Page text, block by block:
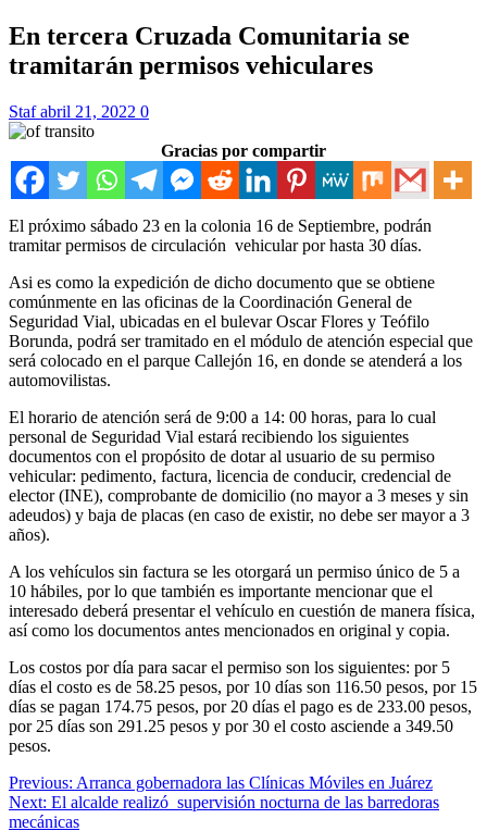
En tercera Cruzada Comunitaria se
tramitarán permisos vehiculares
Stafabril 21, 2022 0
Gracias por compartir
El próximo sábado 23 en la colonia 16 de Septiembre, podrán
tramitar permisos de circulación vehicular por hasta 30 días.
Asi es como la expedición de dicho documento que se obtiene
comúnmente en las oficinas de la Coordinación General de
Seguridad Vial, ubicadas en el bulevar Oscar Flores y Teófilo
Borunda, podrá ser tramitado en el módulo de atención especial que
será colocado en el parque Callejón 16, en donde se atenderá a los
automovilistas.
El horario de atención será de 9:00 a 14: 00 horas, para lo cual
personal de Seguridad Vial estará recibiendo los siguientes
documentos con el propósito de dotar al usuario de su permiso
vehicular: pedimento, factura, licencia de conducir, credencial de
elector (INE), comprobante de domicilio (no mayor a 3 meses y sin
adeudos) y baja de placas (en caso de existir, no debe ser mayor a 3
años).
A los vehículos sin factura se les otorgará un permiso único de 5 a
10 hábiles, por lo que también es importante mencionar que el
interesado deberá presentar el vehículo en cuestión de manera física,
así como los documentos antes mencionados en original y copia.
Los costos por día para sacar el permiso son los siguientes: por 5
días el costo es de 58.25 pesos, por 10 días son 116.50 pesos, por 15
días se pagan 174.75 pesos, por 20 días el pago es de 233.00 pesos,
por 25 días son 291.25 pesos y por 30 el costo asciende a 349.50
pesos.
Navegación
de
Previous: Arranca gobernadora las Clínicas Móviles en Juárez
Next: El alcalde realizó supervisión nocturna de las barredoras
mecánicas